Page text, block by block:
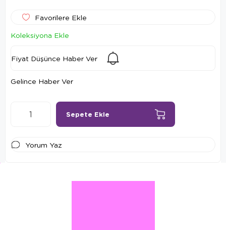
Favorilere Ekle
Koleksiyona Ekle
Fiyat Düşünce Haber Ver
Gelince Haber Ver
Yorum Yaz